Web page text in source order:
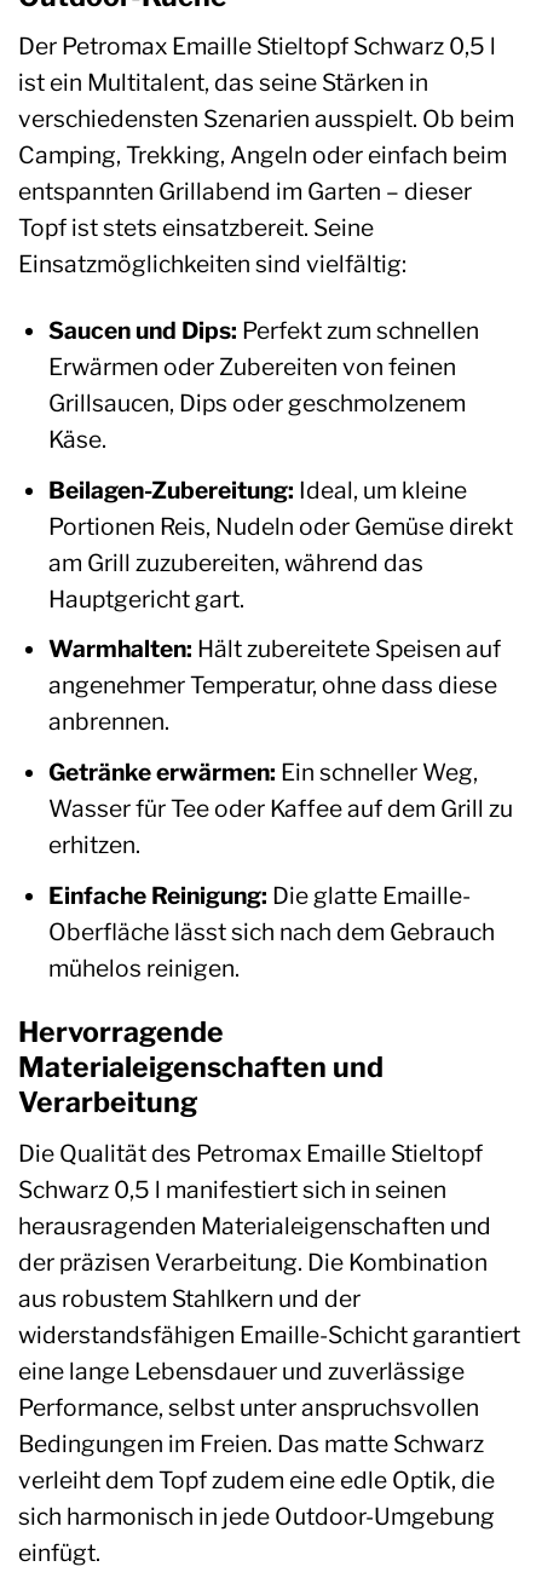
Der Petromax Emaille Stieltopf Schwarz 0,5 l
ist ein Multitalent, das seine Stärken in
verschiedensten Szenarien ausspielt. Ob beim
Camping, Trekking, Angeln oder einfach beim
entspannten Grillabend im Garten – dieser
Topf ist stets einsatzbereit. Seine
Einsatzmöglichkeiten sind vielfältig:
Saucen und Dips: Perfekt zum schnellen
Erwärmen oder Zubereiten von feinen
Grillsaucen, Dips oder geschmolzenem
Käse.
Beilagen-Zubereitung: Ideal, um kleine
Portionen Reis, Nudeln oder Gemüse direkt
am Grill zuzubereiten, während das
Hauptgericht gart.
Warmhalten: Hält zubereitete Speisen auf
angenehmer Temperatur, ohne dass diese
anbrennen.
Getränke erwärmen: Ein schneller Weg,
Wasser für Tee oder Kaffee auf dem Grill zu
erhitzen.
Einfache Reinigung: Die glatte Emaille-
Oberfläche lässt sich nach dem Gebrauch
mühelos reinigen.
Hervorragende
Materialeigenschaften und
Verarbeitung
Die Qualität des Petromax Emaille Stieltopf
Schwarz 0,5 l manifestiert sich in seinen
herausragenden Materialeigenschaften und
der präzisen Verarbeitung. Die Kombination
aus robustem Stahlkern und der
widerstandsfähigen Emaille-Schicht garantiert
eine lange Lebensdauer und zuverlässige
Performance, selbst unter anspruchsvollen
Bedingungen im Freien. Das matte Schwarz
verleiht dem Topf zudem eine edle Optik, die
sich harmonisch in jede Outdoor-Umgebung
einfügt.